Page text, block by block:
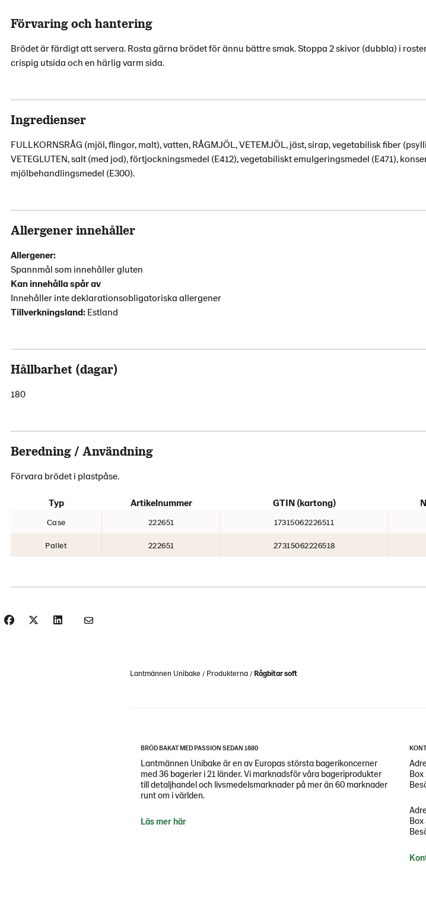
Förvaring och hantering
Brödet är färdigt att servera. Rosta gärna brödet för ännu bättre smak. Stoppa 2 skivor (dubbla) i
crispig utsida och en härlig varm sida.
Ingredienser
FULLKORNSRÅG (mjöl, flingor, malt), vatten, RÅGMJÖL, VETEMJÖL, jäst, sirap, vegetabilisk fiber
VETEGLUTEN, salt (med jod), förtjockningsmedel (E412), vegetabiliskt emulgeringsmedel (E471),
mjölbehandlingsmedel (E300).
Allergener innehåller
Allergener:
Spannmål som innehåller gluten
Kan innehålla spår av
Innehåller inte deklarationsobligatoriska allergener
Tillverkningsland: Estland
Hållbarhet (dagar)
180
Beredning / Användning
Förvara brödet i plastpåse.
Typ Artikelnummer GTIN (kartong)
Case 222651 17315062226511
Pallet 222651 27315062226518
Lantmännen Unibake Produkterna Rågbitar soft
BRÖD BAKAT MED PASSION SEDAN 1880
Lantmännen Unibake är en av Europas största bagerikoncerner
med 36 bagerier i 21 länder. Vi marknadsför våra bageriprodukter
till detaljhandel och livsmedelsmarknader på mer än 60 marknader
runt om i världen.
Läs mer här
Box
Box